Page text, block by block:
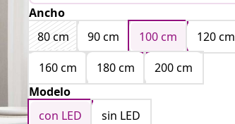
Blanco Rosa
Azul
vaquero
Ancho
80 cm
90 cm 100 cm 120 cm
160 cm
180 cm
200 cm
Modelo
con LED
sin LED